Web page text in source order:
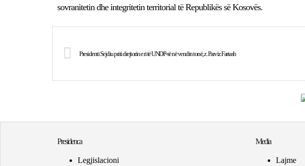
sovranitetin dhe integritetin territorial të Republikës së Kosovës.
Presidenti Sejdiu priti drejtorin e ri të UNDP-së në vendin tonë, z. Parviz Fartash
Presidenca
Legjislacioni
Media
Lajme